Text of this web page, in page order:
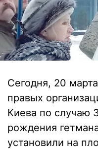
Сегодня, 20
правых
Киева по случаю
рождения
установили на